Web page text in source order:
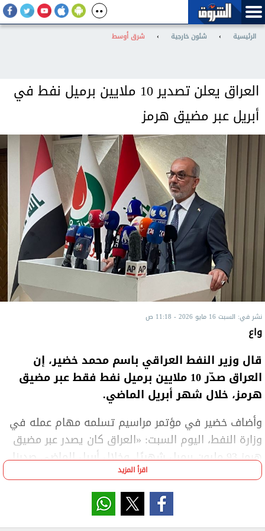
الرئيسية › شئون خارجية › شرق أوسط
العراق يعلن تصدير 10 ملايين برميل نفط في
أبريل عبر مضيق هرمز
نشر في: السبت 16 مايو 2026 - 11:18 ص
واع
قال وزير النفط العراقي باسم محمد خضير، إن
العراق صدّر 10 ملايين برميل نفط فقط عبر مضيق
هرمز، خلال شهر أبريل الماضي.
وأضاف خضير في مؤتمر مراسيم تسلمه مهام عمله في
وزارة النفط، اليوم السبت: «العراق كان يصدر عبر مضيق
هرمز 93 مليون برميل شهريًا، وخلال أبريل الماضي صدرنا
فقط 10 ملايين برميل بسبب الحرب».
وأوضح أن العراق يعتزم التعاون مع منظمة ‌«أوبك» ⁠لتعزيز
إنتاج البلاد وقدرتها على التصدير، مضيفًا أن بغداد تهدف
اقرأ المزيد